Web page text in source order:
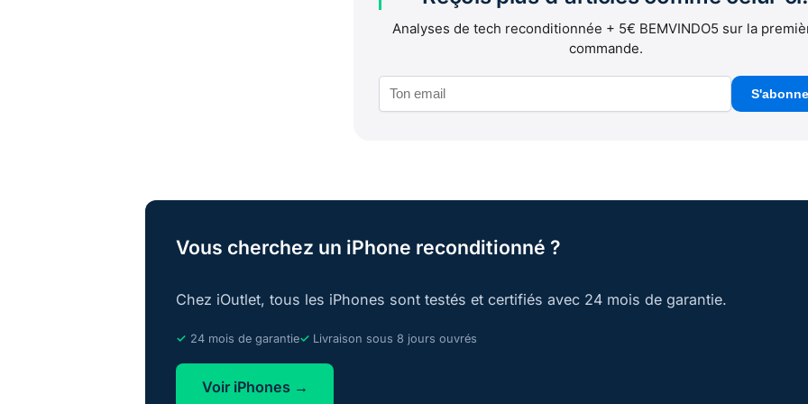
Analyses de tech reconditionnée + 5€ BEMVINDO5 sur la
commande.
Vous cherchez un iPhone reconditionné ?
Chez iOutlet, tous les iPhones sont testés et certifiés avec 24 mois de garantie.
24 mois de garantie Livraison sous 8 jours ouvrés
Voir iPhones →